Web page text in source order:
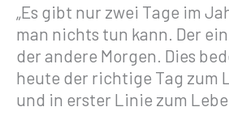
„Es gibt nur zwei Tage im
man nichts tun kann. Der
der andere Morgen. Dies
heute der richtige Tag zum
und in erster Linie zum